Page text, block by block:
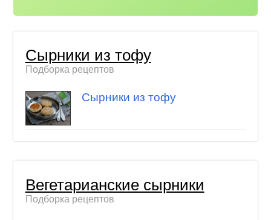
Сырники из тофу
Подборка рецептов
Сырники из тофу
Вегетарианские сырники
Подборка рецептов